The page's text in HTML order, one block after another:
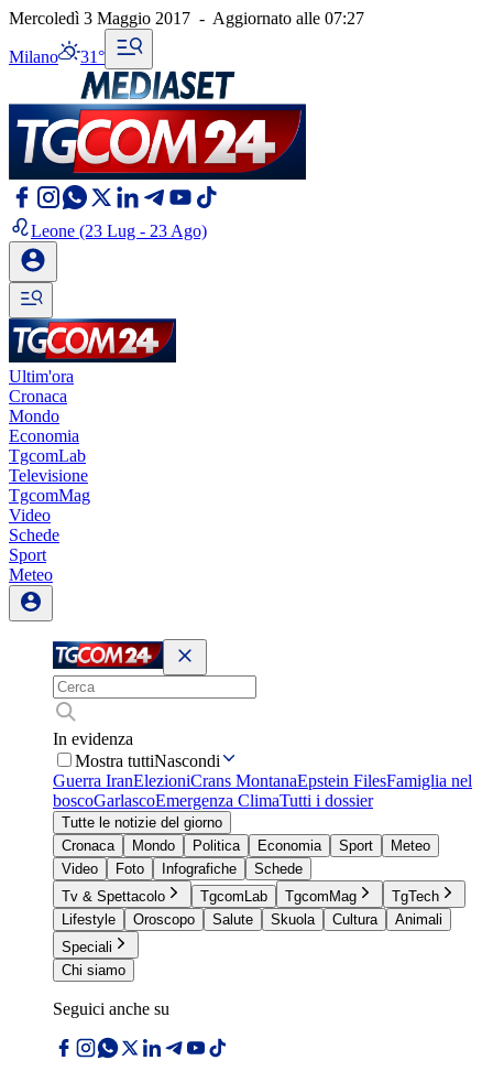
Mercoledì 3 Maggio 2017 - Aggiornato alle 07:27
Milano 31°
Leone (23 Lug - 23 Ago)
Ultim'ora
Cronaca
Mondo
Economia
TgcomLab
Televisione
TgcomMag
Video
Schede
Sport
Meteo
In evidenza
Mostra tuttiNascondi
Guerra IranElezioniCrans MontanaEpstein FilesFamiglia nel
boscoGarlascoEmergenza ClimaTutti i dossier
Tutte le notizie del giorno
Cronaca
Mondo Politica Economia Sport
Meteo
Video
Foto Infografiche
Schede
Tv & Spettacolo
TgcomLab TgcomMag
TgTech
Lifestyle
Oroscopo Salute Skuola Cultura
Animali
Speciali
Chi siamo
Seguici anche su